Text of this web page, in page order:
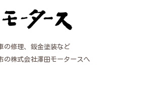
の修理、鈑金塗装など
の株式会社澤田モータースへ